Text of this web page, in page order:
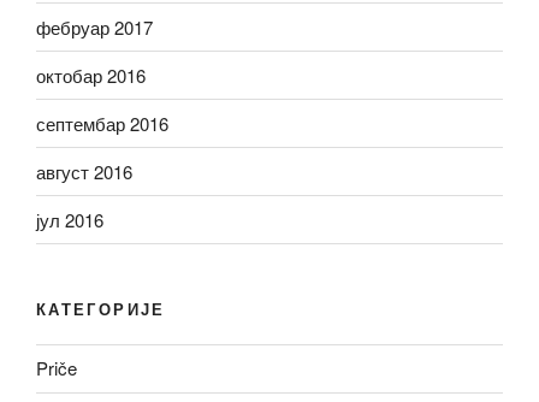
фебруар 2017
октобар 2016
септембар 2016
август 2016
јул 2016
КАТЕГОРИЈЕ
Priče